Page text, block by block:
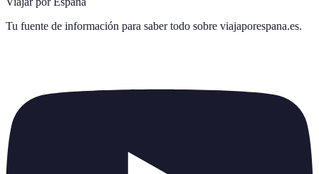
Tu fuente de información para saber todo sobre viajaporespana.es.